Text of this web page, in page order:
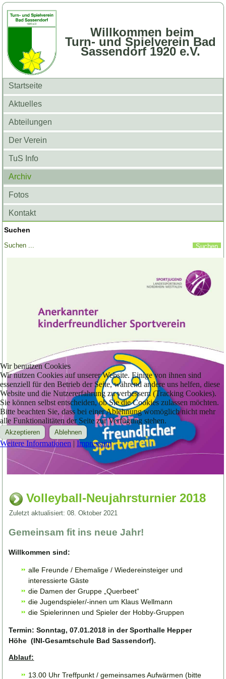
Willkommen beim
Turn- und Spielverein Bad
Sassendorf 1920 e.V.
Startseite
Aktuelles
Abteilungen
Der Verein
TuS Info
Archiv
Fotos
Kontakt
Suchen
Volleyball-Neujahrsturnier 2018
Zuletzt aktualisiert: 08. Oktober 2021
Gemeinsam fit ins neue Jahr!
Willkommen sind:
alle Freunde / Ehemalige / Wiedereinsteiger und
interessierte Gäste
die Damen der Gruppe „Querbeet“
die Jugendspieler/-innen um Klaus Wellmann
die Spielerinnen und Spieler der Hobby-Gruppen
Termin: Sonntag, 07.01.2018 in der Sporthalle Hepper
Höhe (INI-Gesamtschule Bad Sassendorf).
Ablauf:
13.00 Uhr Treffpunkt / gemeinsames Aufwärmen (bitte
Wir benutzen Cookies
Wir nutzen Cookies auf unserer Website. Einige von ihnen sind
essenziell für den Betrieb der Seite, während andere uns helfen, diese
Website und die Nutzererfahrung zu verbessern (Tracking Cookies).
Sie können selbst entscheiden, ob Sie die Cookies zulassen möchten.
Bitte beachten Sie, dass bei einer Ablehnung womöglich nicht mehr
alle Funktionalitäten der Seite zur Verfügung stehen.
Akzeptieren Ablehnen
Weitere Informationen | Impressum